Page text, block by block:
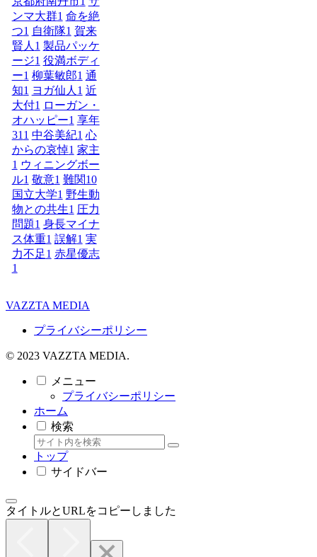
ンマ大群1 命を絶
つ1 自衛隊1 賀来
賢人 1 製品パッケ
ージ1 役満ボディ
ー1 柳葉敏郎1 通
知1 ヨガ仙人 1 近
大付1 ローガン・
オハッピー1 享年
31 1 中谷美紀1 心
からの哀悼1 家主
1 ウィニングボー
ル1 敬意1 難関10
国立大学1 野生動
物との共生1 圧力
問題1 身長マイナ
ス体重1 誤解1 実
力不足1 赤星優志
1
VAZZTA MEDIA
プライバシーポリシー
© 2023 VAZZTA MEDIA.
メニュー
プライバシーポリシー
ホーム
検索
トップ
サイドバー
タイトルとURLをコピーしました